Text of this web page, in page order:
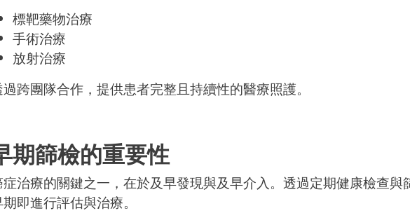
標靶藥物治療
手術治療
放射治療
跨團隊合作，提供患者完整且持續性的醫療照護。
期篩檢的重要性
症治療的關鍵之一，在於及早發現與及早介入。透過定期健康檢查與
即進行評估與治療。